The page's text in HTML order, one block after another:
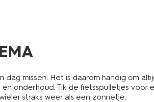
missen. Het is daarom handig om
onderhoud. Tik de fietsspulletjes
straks weer als een zonnetje.